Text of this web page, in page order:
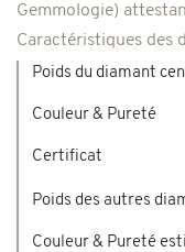
Gemmologie)
Caractéristiques des
Poids du diamant
Couleur & Pureté
Certificat
Poids des autres
Couleur & Pureté